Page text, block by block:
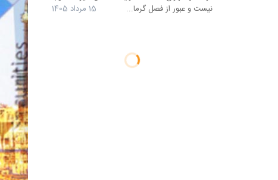
نیست و عبور از فصل گرما...
15 مرداد 1405